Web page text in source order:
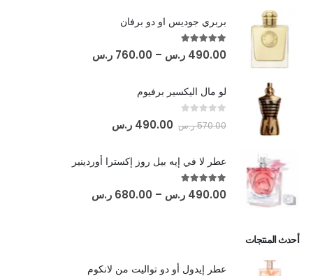
بربري جوديس او دو برفان
5.00
out of 5
490.00 ر.س –
760.00 ر.س
لو مال اليكسير برفيوم
570.00ر.س 490.00 ر.س
عطر لا في إيه بيل روز إكسترا أوردينير
5.00
out of 5
490.00 ر.س –
680.00 ر.س
أحدث المنتجات
عطر إيدول أو دو تواليت من لانكوم